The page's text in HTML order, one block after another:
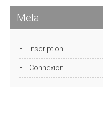
Meta
Inscription
Connexion